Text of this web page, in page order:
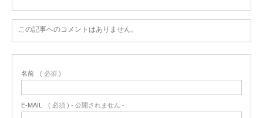
この記事へのコメントはありません。
名前 ( 必須 )
E-MAIL ( 必須 ) - 公開されません -